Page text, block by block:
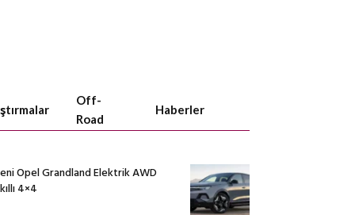
Off-
Road
Haberler
Opel Grandland Elektrik AWD
4×4